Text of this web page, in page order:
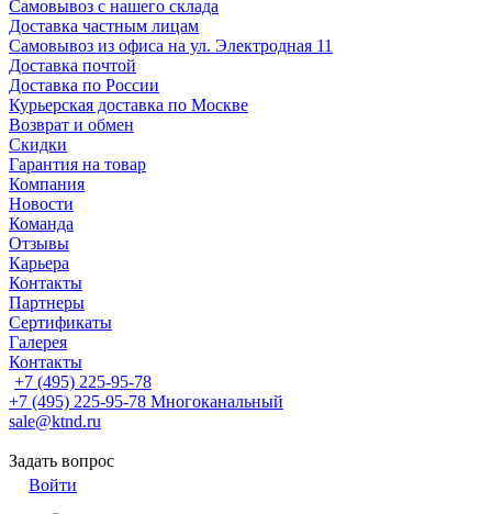
Самовывоз с нашего склада
Доставка частным лицам
Самовывоз из офиса на ул. Электродная 11
Доставка почтой
Доставка по России
Курьерская доставка по Москве
Возврат и обмен
Скидки
Гарантия на товар
Компания
Новости
Команда
Отзывы
Карьера
Контакты
Партнеры
Сертификаты
Галерея
Контакты
+7 (495) 225-95-78
+7 (495) 225-95-78 Многоканальный
sale@ktnd.ru
Задать вопрос
Войти